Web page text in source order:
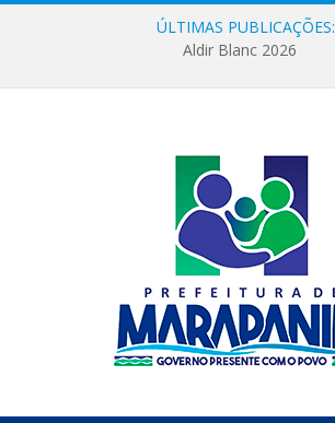
ÚLTIMAS PUBLICAÇÕES:
Aldir Blanc 2026